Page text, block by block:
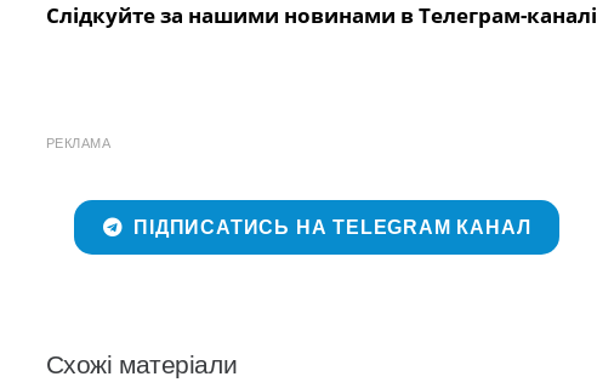
Слідкуйте за нашими новинами в Телеграм-каналі
РЕКЛАМА
ПІДПИСАТИСЬ НА TELEGRAM КАНАЛ
Схожі матеріали